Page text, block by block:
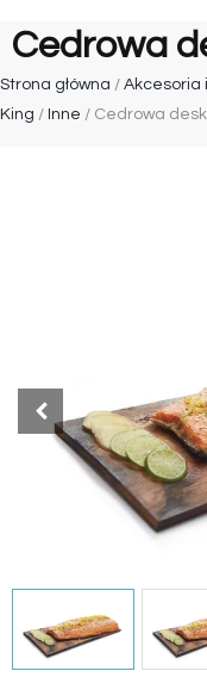
Cedrowa
Strona główna / Akcesoria
King / Inne / Cedrowa